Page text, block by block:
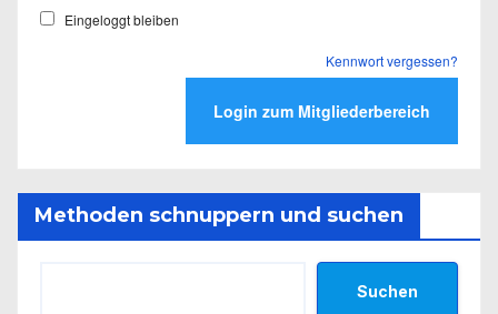
Eingeloggt bleiben
Kennwort vergessen?
Methoden schnuppern und suchen
Suchen